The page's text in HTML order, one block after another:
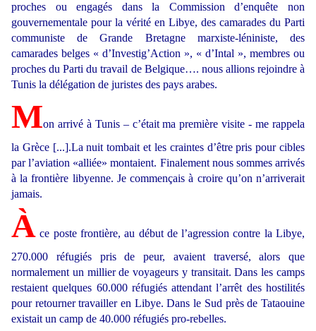
proches ou engagés dans la Commission d’enquête non
gouvernementale pour la vérité en Libye, des camarades du Parti
communiste de Grande Bretagne marxiste-léniniste, des
camarades belges « d’Investig’Action », « d’Intal », membres ou
proches du Parti du travail de Belgique…. nous allions rejoindre à
Tunis la délégation de juristes des pays arabes.
Mon arrivé à Tunis – c’était ma première visite - me rappela
la Grèce [...].La nuit tombait et les craintes d’être pris pour cibles
par l’aviation «alliée» montaient. Finalement nous sommes arrivés
à la frontière libyenne. Je commençais à croire qu’on n’arriverait
jamais.
À ce poste frontière, au début de l’agression contre la Libye,
270.000 réfugiés pris de peur, avaient traversé, alors que
normalement un millier de voyageurs y transitait. Dans les camps
restaient quelques 60.000 réfugiés attendant l’arrêt des hostilités
pour retourner travailler en Libye. Dans le Sud près de Tataouine
existait un camp de 40.000 réfugiés pro-rebelles.